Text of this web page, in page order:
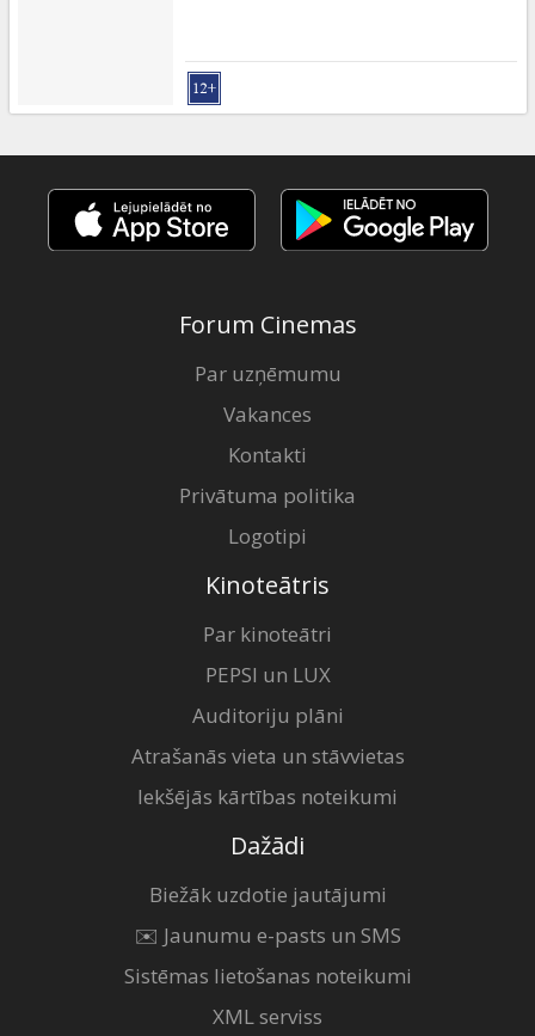
Forum Cinemas
Par uzņēmumu
Vakances
Kontakti
Privātuma politika
Logotipi
Kinoteātris
Par kinoteātri
PEPSI un LUX
Auditoriju plāni
Atrašanās vieta un stāvvietas
Iekšējās kārtības noteikumi
Dažādi
Biežāk uzdotie jautājumi
✉️ Jaunumu e-pasts un SMS
Sistēmas lietošanas noteikumi
XML serviss